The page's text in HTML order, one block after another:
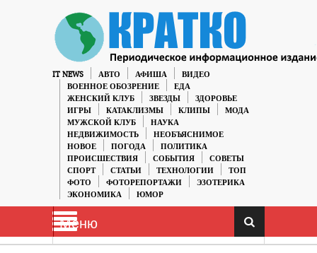
IT NEWS АВТО АФИША
ВИДЕО
ВОЕННОЕ ОБОЗРЕНИЕ
ЕДА
ЖЕНСКИЙ КЛУБ
ЗВЕЗДЫ
ЗДОРОВЬЕ
ИГРЫ
КАТАКЛИЗМЫ КЛИПЫ
МОДА
МУЖСКОЙ КЛУБ
НАУКА
НЕДВИЖИМОСТЬ
НЕОБЪЯСНИМОЕ
НОВОЕ
ПОГОДА
ПОЛИТИКА
ПРОИСШЕСТВИЯ
СОБЫТИЯ
СОВЕТЫ
СПОРТ
СТАТЬИ ТЕХНОЛОГИИ
ТОП
ФОТО
ФОТОРЕПОРТАЖИ
ЭЗОТЕРИКА
ЭКОНОМИКА
ЮМОР
Меню